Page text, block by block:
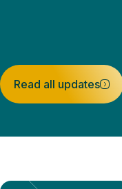
Read all updates